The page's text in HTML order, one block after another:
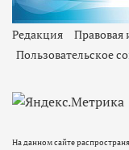
Редакция
Пользовательское
На данном сайте